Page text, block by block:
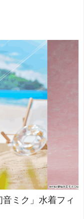
ミク」水着フィ